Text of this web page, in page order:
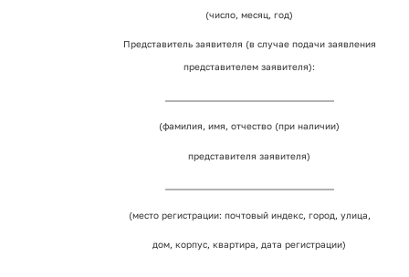
(число, месяц, год)
Представитель заявителя (в случае подачи заявления
представителем заявителя):
(фамилия, имя, отчество (при наличии)
представителя заявителя)
(место регистрации: почтовый индекс, город, улица,
дом, корпус, квартира, дата регистрации)